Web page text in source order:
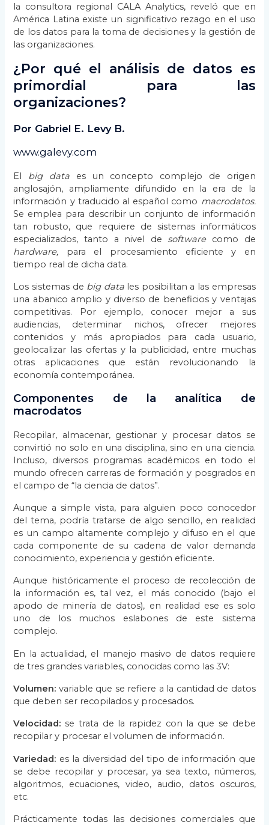
la consultora regional CALA Analytics, reveló que en
América Latina existe un significativo rezago en el uso
de los datos para la toma de decisiones y la gestión de
las organizaciones.
¿Por qué el análisis de datos es
primordial para las
organizaciones?
Por Gabriel E. Levy B.
www.galevy.com
El big dataes un concepto complejo de origen
anglosajón, ampliamente difundido en la era de la
información y traducido al español como macrodatos.
Se emplea para describir un conjunto de información
tan robusto, que requiere de sistemas informáticos
especializados, tanto a nivel de softwarecomo de
hardware, para el procesamiento eficiente y en
tiempo real de dicha data.
Los sistemas de big datales posibilitan a las empresas
una abanico amplio y diverso de beneficios y ventajas
competitivas. Por ejemplo, conocer mejor a sus
audiencias, determinar nichos, ofrecer mejores
contenidos y más apropiados para cada usuario,
geolocalizar las ofertas y la publicidad, entre muchas
otras aplicaciones que están revolucionando la
economía contemporánea.
Componentes de la analítica de
macrodatos
Recopilar, almacenar, gestionar y procesar datos se
convirtió no solo en una disciplina, sino en una ciencia.
Incluso, diversos programas académicos en todo el
mundo ofrecen carreras de formación y posgrados en
el campo de “la ciencia de datos”.
Aunque a simple vista, para alguien poco conocedor
del tema, podría tratarse de algo sencillo, en realidad
es un campo altamente complejo y difuso en el que
cada componente de su cadena de valor demanda
conocimiento, experiencia y gestión eficiente.
Aunque históricamente el proceso de recolección de
la información es, tal vez, el más conocido (bajo el
apodo de minería de datos), en realidad ese es solo
uno de los muchos eslabones de este sistema
complejo.
En la actualidad, el manejo masivo de datos requiere
de tres grandes variables, conocidas como las 3V:
Volumen: variable que se refiere a la cantidad de datos
que deben ser recopilados y procesados.
Velocidad:se trata de la rapidez con la que se debe
recopilar y procesar el volumen de información.
Variedad: es la diversidad del tipo de información que
se debe recopilar y procesar, ya sea texto, números,
algoritmos, ecuaciones, video, audio, datos oscuros,
etc.
Prácticamente todas las decisiones comerciales que